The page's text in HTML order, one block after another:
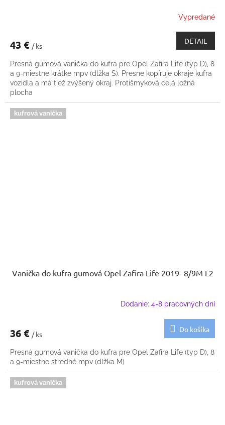
Vypredané
43 € / ks
DETAIL
Presná gumová vanička do kufra pre Opel Zafira Life (typ D), 8
a 9-miestne krátke mpv (dlžka S). Presne kopíruje okraje kufra
vozidla a má tiež zvýšený okraj. Protišmyková celá ložná
plocha
kufrová vanička
Vanička do kufra gumová Opel Zafira Life 2019- 8/9M L2
Dodanie: 4-8 pracovných dní
36 € / ks
Do košíka
Presná gumová vanička do kufra pre Opel Zafira Life (typ D), 8
a 9-miestne stredné mpv (dlžka M)
kufrová vanička